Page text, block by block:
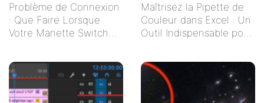
Problème de Connexion
: Que Faire Lorsque
Votre Manette Switch
Maîtrisez la Pipette de
Couleur dans Excel : Un
Outil Indispensable pour